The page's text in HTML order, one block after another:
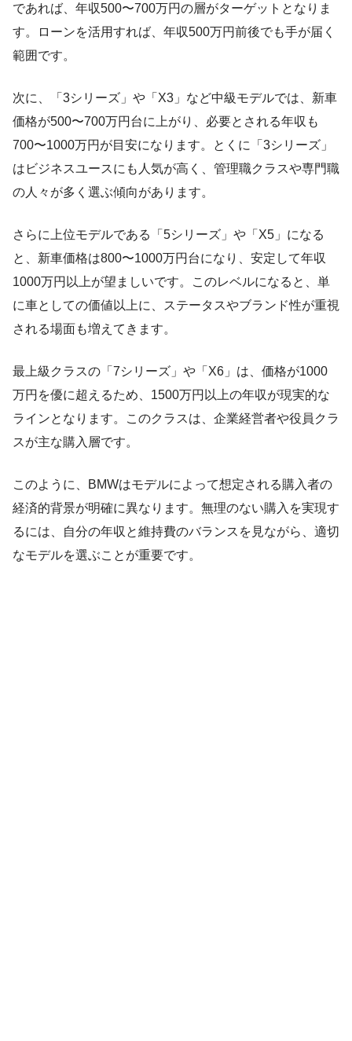
であれば、年収500〜700万円の層がターゲットとなりま
す。ローンを活用すれば、年収500万円前後でも手が届く
範囲です。
次に、「3シリーズ」や「X3」など中級モデルでは、新車
価格が500〜700万円台に上がり、必要とされる年収も
700〜1000万円が目安になります。とくに「3シリーズ」
はビジネスユースにも人気が高く、管理職クラスや専門職
の人々が多く選ぶ傾向があります。
さらに上位モデルである「5シリーズ」や「X5」になる
と、新車価格は800〜1000万円台になり、安定して年収
1000万円以上が望ましいです。このレベルになると、単
に車としての価値以上に、ステータスやブランド性が重視
される場面も増えてきます。
最上級クラスの「7シリーズ」や「X6」は、価格が1000
万円を優に超えるため、1500万円以上の年収が現実的な
ラインとなります。このクラスは、企業経営者や役員クラ
スが主な購入層です。
このように、BMWはモデルによって想定される購入者の
経済的背景が明確に異なります。無理のない購入を実現す
るには、自分の年収と維持費のバランスを見ながら、適切
なモデルを選ぶことが重要です。